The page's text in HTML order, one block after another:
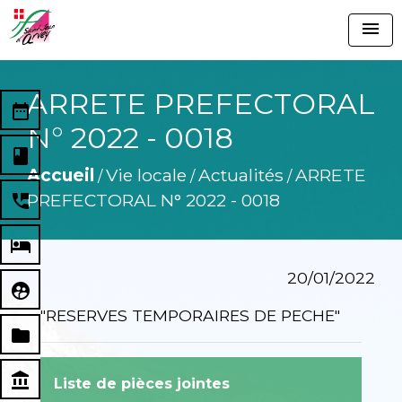
menu
ARRETE PREFECTORAL
N° 2022 - 0018
Accueil /Vie locale /Actualités /ARRETE
PREFECTORAL N° 2022 - 0018
date_range
book
perm_phone_msg
local_hotel
supervised_user_circle
folder
account_balance
20/01/2022
"RESERVES TEMPORAIRES DE PECHE"
Liste de pièces jointes